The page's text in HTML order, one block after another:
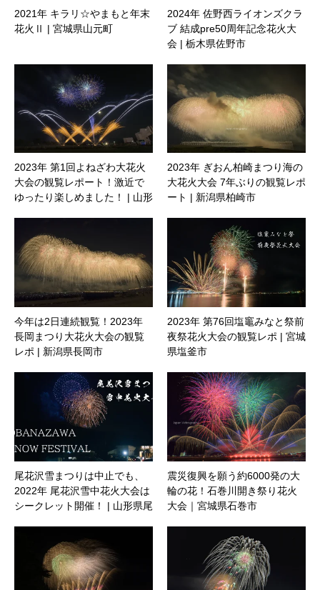
2021年 キラリ☆やまもと年末
花火Ⅱ | 宮城県山元町
2024年 佐野西ライオンズクラ
ブ 結成pre50周年記念花火大
会 | 栃木県佐野市
2023年 第1回よねざわ大花火
大会の観覧レポート！激近で
ゆったり楽しめました！ | 山形
2023年 ぎおん柏崎まつり海の
大花火大会 7年ぶりの観覧レポ
ート | 新潟県柏崎市
今年は2日連続観覧！2023年
長岡まつり大花火大会の観覧
レポ | 新潟県長岡市
2023年 第76回塩竈みなと祭前
夜祭花火大会の観覧レポ | 宮城
県塩釜市
尾花沢雪まつりは中止でも、
2022年 尾花沢雪中花火大会は
シークレット開催！ | 山形県尾
震災復興を願う約6000発の大
輪の花！石巻川開き祭り花火
大会｜宮城県石巻市